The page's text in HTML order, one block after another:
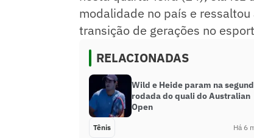
modalidade no país e
transição de gerações no
RELACIONADAS
Wild e Heide param na
rodada do quali do Australian
Open
Tênis Há 6